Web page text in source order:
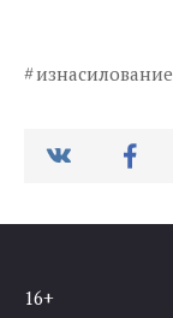
изнасилование
16+